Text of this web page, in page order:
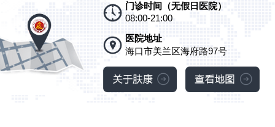
门诊时间（无假日医院）
08:00-21:00
医院地址
海口市美兰区海府路97号